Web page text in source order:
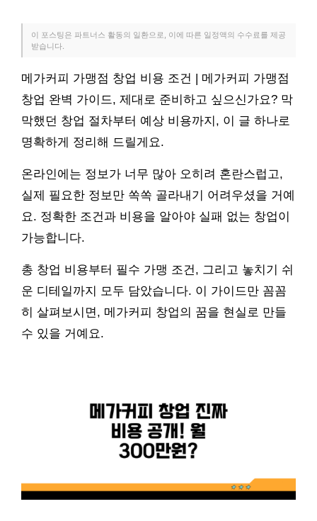
이 포스팅은 파트너스 활동의 일환으로, 이에 따른 일정액의 수수료를 제공
받습니다.
메가커피 가맹점 창업 비용 조건 | 메가커피 가맹점
창업 완벽 가이드, 제대로 준비하고 싶으신가요? 막
막했던 창업 절차부터 예상 비용까지, 이 글 하나로
명확하게 정리해 드릴게요.
온라인에는 정보가 너무 많아 오히려 혼란스럽고,
실제 필요한 정보만 쏙쏙 골라내기 어려우셨을 거예
요. 정확한 조건과 비용을 알아야 실패 없는 창업이
가능합니다.
총 창업 비용부터 필수 가맹 조건, 그리고 놓치기 쉬
운 디테일까지 모두 담았습니다. 이 가이드만 꼼꼼
히 살펴보시면, 메가커피 창업의 꿈을 현실로 만들
수 있을 거예요.